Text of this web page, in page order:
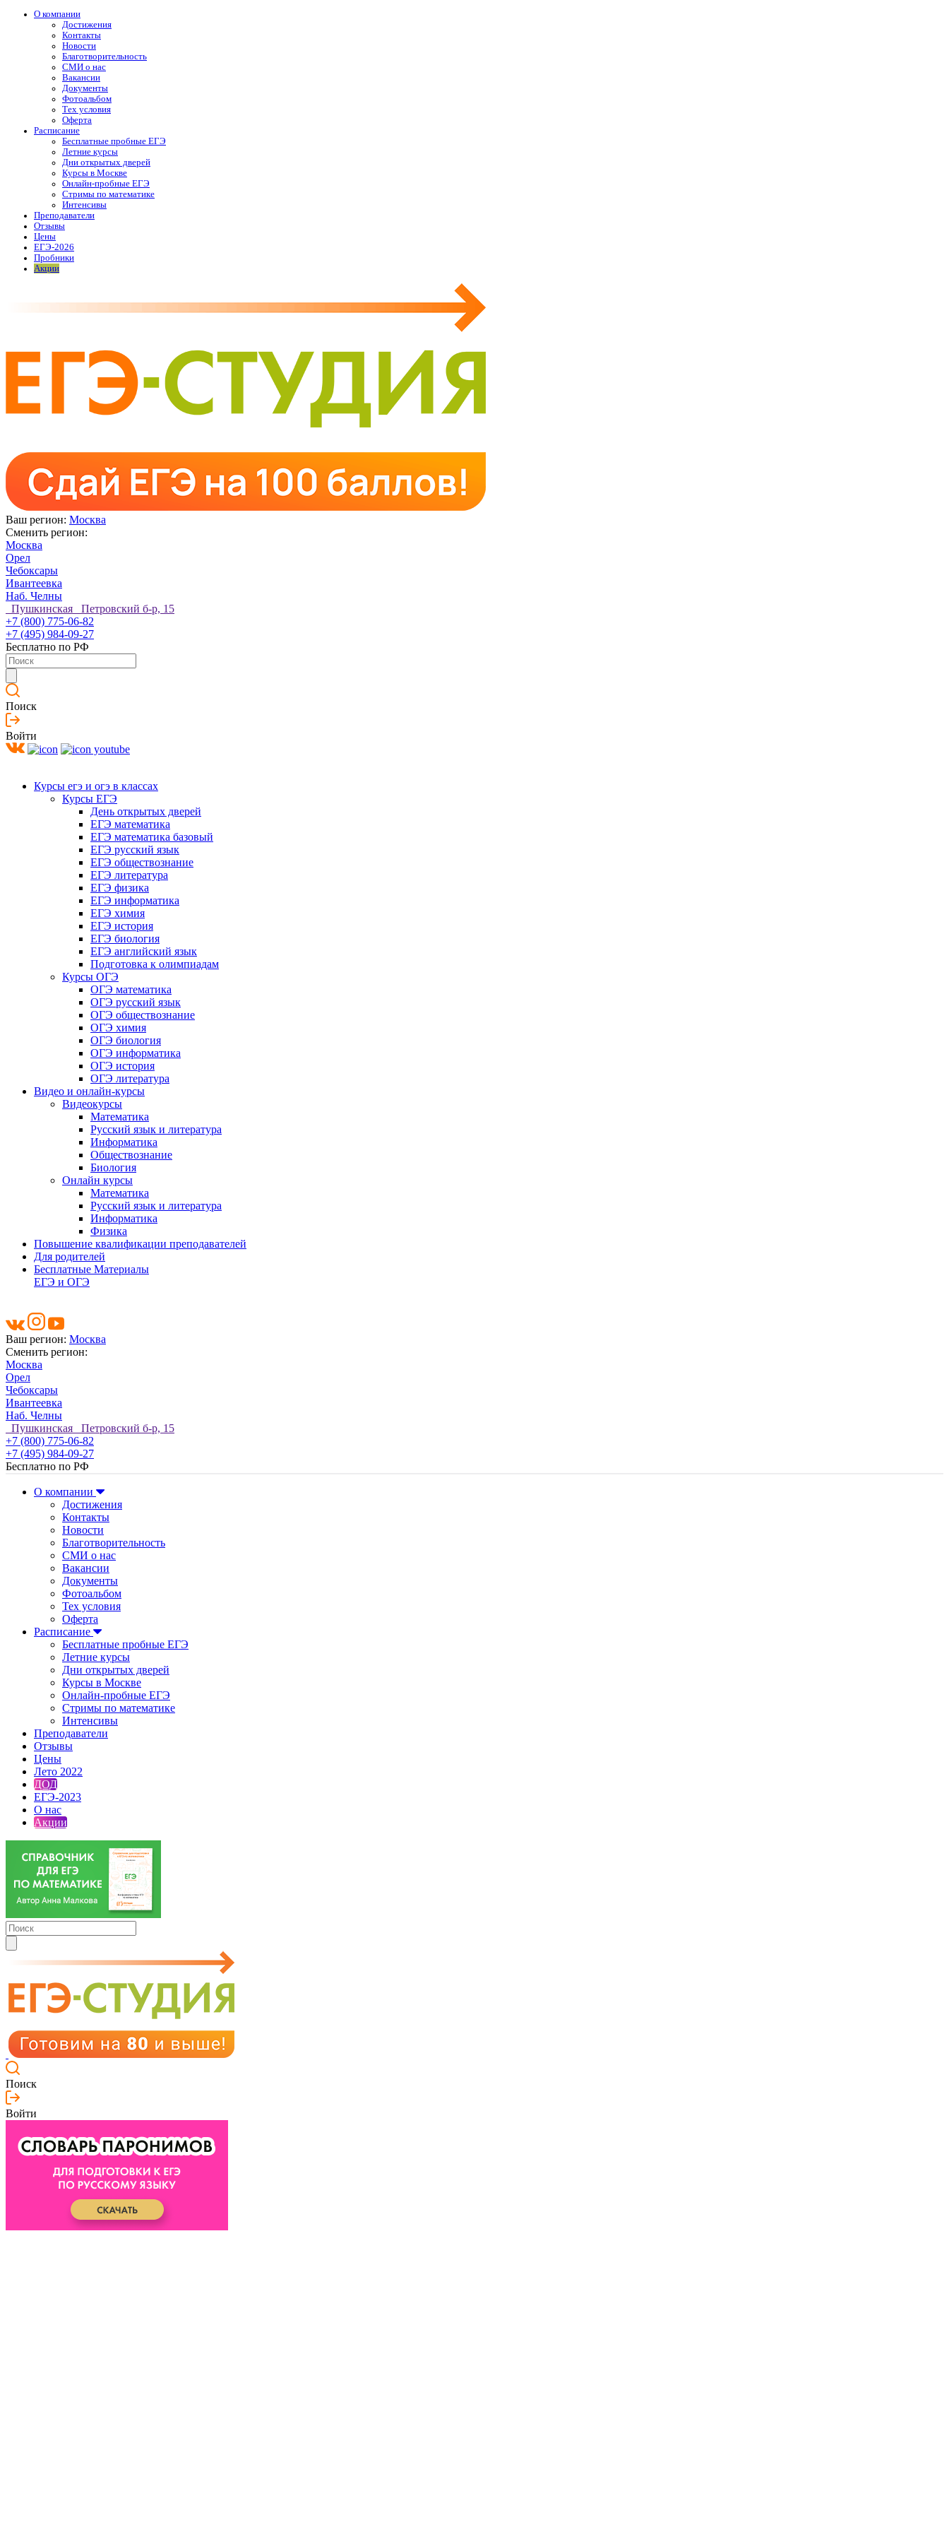
О компании
Достижения
Контакты
Новости
Благотворительность
СМИ о нас
Вакансии
Документы
Фотоальбом
Тех условия
Оферта
Расписание
Бесплатные пробные ЕГЭ
Летние курсы
Дни открытых дверей
Курсы в Москве
Онлайн-пробные ЕГЭ
Стримы по математике
Интенсивы
Преподаватели
Отзывы
Цены
ЕГЭ-2026
Пробники
Акции
Ваш регион: Москва
Сменить регион:
Москва
Орел
Чебоксары
Ивантеевка
Наб. Челны
Пушкинская Петровский б-р, 15
+7 (800) 775-06-82
+7 (495) 984-09-27
Бесплатно по РФ
Поиск
Войти
Курсы егэ и огэ в классах
Курсы ЕГЭ
День открытых дверей
ЕГЭ математика
ЕГЭ математика базовый
ЕГЭ русский язык
ЕГЭ обществознание
ЕГЭ литература
ЕГЭ физика
ЕГЭ информатика
ЕГЭ химия
ЕГЭ история
ЕГЭ биология
ЕГЭ английский язык
Подготовка к олимпиадам
Курсы ОГЭ
ОГЭ математика
ОГЭ русский язык
ОГЭ обществознание
ОГЭ химия
ОГЭ биология
ОГЭ информатика
ОГЭ история
ОГЭ литература
Видео и онлайн-курсы
Видеокурсы
Математика
Русский язык и литература
Информатика
Обществознание
Биология
Онлайн курсы
Математика
Русский язык и литература
Информатика
Физика
Повышение квалификации преподавателей
Для родителей
Бесплатные Материалы
ЕГЭ и ОГЭ
Ваш регион: Москва
Сменить регион:
Москва
Орел
Чебоксары
Ивантеевка
Наб. Челны
Пушкинская Петровский б-р, 15
+7 (800) 775-06-82
+7 (495) 984-09-27
Бесплатно по РФ
О компании
Достижения
Контакты
Новости
Благотворительность
СМИ о нас
Вакансии
Документы
Фотоальбом
Тех условия
Оферта
Расписание
Бесплатные пробные ЕГЭ
Летние курсы
Дни открытых дверей
Курсы в Москве
Онлайн-пробные ЕГЭ
Стримы по математике
Интенсивы
Преподаватели
Отзывы
Цены
Лето 2022
ДОД
ЕГЭ-2023
О нас
Акции
Поиск
Войти